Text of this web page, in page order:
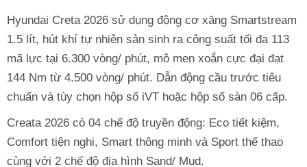
Hyundai Creta 2026 sử dụng động cơ xăng Smartstream
1.5 lít, hút khí tự nhiên sản sinh ra công suất tối đa 113
mã lực tại 6.300 vòng/ phút, mô men xoắn cực đại đạt
144 Nm từ 4.500 vòng/ phút. Dẫn động cầu trước tiêu
chuẩn và tùy chọn hộp số iVT hoặc hộp số sàn 06 cấp.
Creata 2026 có 04 chế độ truyền động: Eco tiết kiệm,
Comfort tiện nghi, Smart thông minh và Sport thể thao
cùng với 2 chế độ địa hình Sand/ Mud.